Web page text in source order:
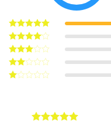
Avaliação5
de 5
Avaliação
4de 5
Avaliação
3de 5
Avaliação